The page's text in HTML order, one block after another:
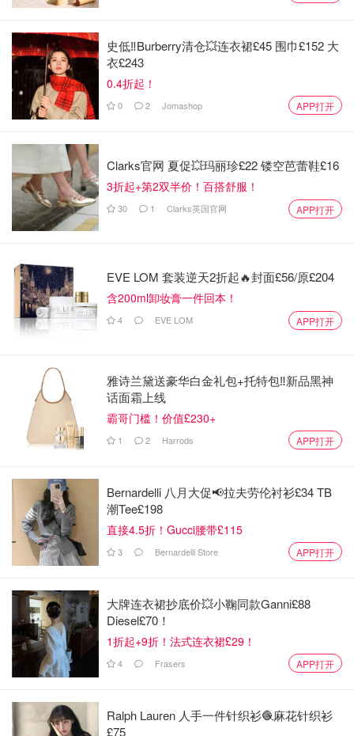
托斯卡纳海岸：如维亚雷焦、波波洛、彼得拉斯坦等。
这些地方有美丽的海滩、海边的咖啡馆、餐馆和港口，
托斯卡纳城市：如佛罗伦萨、锡耶纳、比萨等。这些城
市有许多古老的建筑、美术馆和广场，提供了许多文化
和历史上的背景。
布拉格特别适合拍夜景，特别是在查理大桥上，还有老城广
场、布拉格城堡和维索刻山等取景地都非常的浪漫唯美。
圣托里尼岛
如果不考虑预算，圣托里尼岛真的是一个非常不错的选择。
这里有许多美丽的白色建筑、蓝色的圆顶教堂和壮观的火山
史低‼️Burberry清仓💥连衣裙£45 围巾£152 大
衣£243
0.4折起！
0 2 Jomashop APP打开
Clarks官网 夏促💥玛丽珍£22 镂空芭蕾鞋£16
3折起+第2双半价！百搭舒服！
30 1 Clarks英国官网 APP打开
EVE LOM 套装逆天2折起🔥封面£56/原£204
含200ml卸妆膏一件回本！
4 EVE LOM APP打开
雅诗兰黛送豪华白金礼包+托特包‼️新品黑神
话面霜上线
霸哥门槛！价值£230+
1 2 Harrods APP打开
Bernardelli 八月大促📢拉夫劳伦衬衫£34 TB
潮Tee£198
直接4.5折！Gucci腰带£115
3 Bernardelli Store APP打开
大牌连衣裙抄底价💥小鞠同款Ganni£88
Diesel£70！
1折起+9折！法式连衣裙£29！
4 Frasers APP打开
Ralph Lauren 人手一件针织衫🧶麻花针织衫
£75